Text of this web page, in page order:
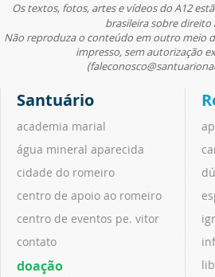
Os textos, fotos, artes e vídeos do A12
brasileira sobre direito
Não reproduza o conteúdo em outro meio
impresso, sem autorização
Santuário
academia marial
água mineral aparecida
cidade do romeiro
centro de apoio ao romeiro
centro de eventos pe. vitor
contato
doação